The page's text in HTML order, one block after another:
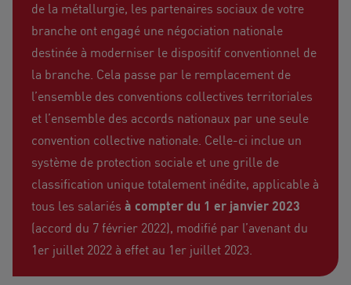
de la métallurgie, les partenaires sociaux de votre
branche ont engagé une négociation nationale
destinée à moderniser le dispositif conventionnel de
la branche. Cela passe par le remplacement de
l’ensemble des conventions collectives territoriales
et l’ensemble des accords nationaux par une seule
convention collective nationale. Celle-ci inclue un
système de protection sociale et une grille de
classification unique totalement inédite, applicable à
tous les salariés à compter du 1 er janvier 2023
(accord du 7 février 2022), modifié par l’avenant du
1er juillet 2022 à effet au 1er juillet 2023.